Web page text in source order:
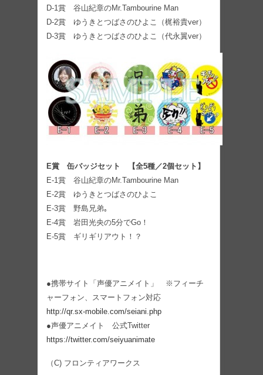
D-1賞 谷山紀章のMr.Tambourine Man
D-2賞 ゆうきとつばさのひよこ（梶裕貴ver）
D-3賞 ゆうきとつばさのひよこ（代永翼ver）
E賞 缶バッジセット 【全5種／2個セット】
E-1賞 谷山紀章のMr.Tambourine Man
E-2賞 ゆうきとつばさのひよこ
E-3賞 野島兄弟｡
E-4賞 岩田光央の5分でGo！
E-5賞 ギリギリアウト！？
●携帯サイト「声優アニメイト」 ※フィーチ
ャーフォン、スマートフォン対応
http://qr.sx-mobile.com/seiani.php
●声優アニメイト 公式Twitter
https://twitter.com/seiyuanimate
（C) フロンティアワークス